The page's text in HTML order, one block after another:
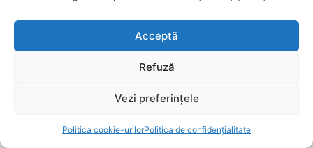
Acceptă
Refuză
Vezi preferințele
Politica cookie-urilorPolitica de confidențialitate
COMISII DE SPECIALITATE
Rapoarte de activitate 2021
Rapoarte de activitate 2020
Rapoarte de activitate 2019
Rapoarte de activitate 2018
Rapoarte de activitate 2016
COMPONENȚA